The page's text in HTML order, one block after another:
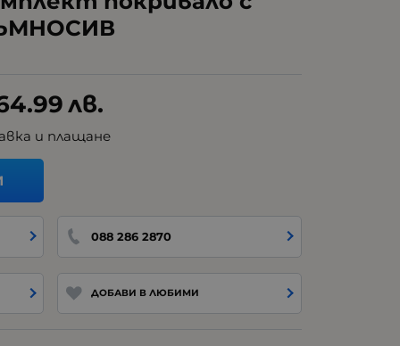
лв.
и плащане
088 286 2870
ДОБАВИ В ЛЮБИМИ